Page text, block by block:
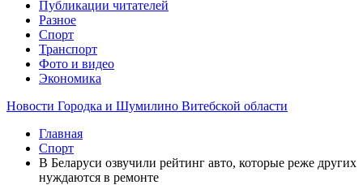
Публикации читателей
Разное
Спорт
Транспорт
Фото и видео
Экономика
Новости Городка и Шумилино Витебской области
Главная
Спорт
В Беларуси озвучили рейтинг авто, которые реже других
нуждаются в ремонте